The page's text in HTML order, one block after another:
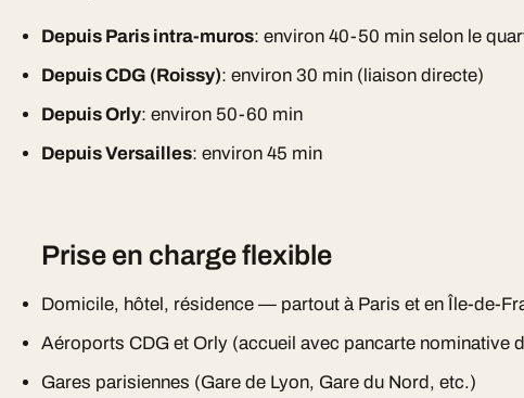
Depuis Paris intra-muros: environ 40-50 min selon le
Depuis CDG (Roissy): environ 30 min (liaison directe)
Depuis Orly: environ 50-60 min
Depuis Versailles: environ 45 min
Prise en charge flexible
Domicile, hôtel, résidence — partout à Paris et en Île-de-
Aéroports CDG et Orly (accueil avec pancarte nominative
Gares parisiennes (Gare de Lyon, Gare du Nord, etc.)